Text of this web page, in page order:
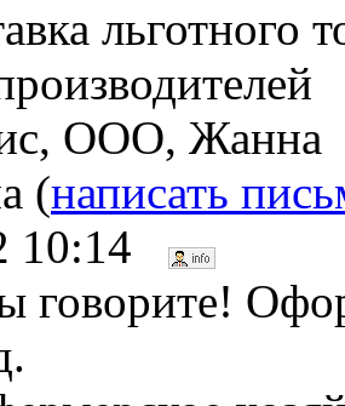
льготного
ООО, Жанна
(написать
10:14
говорите!